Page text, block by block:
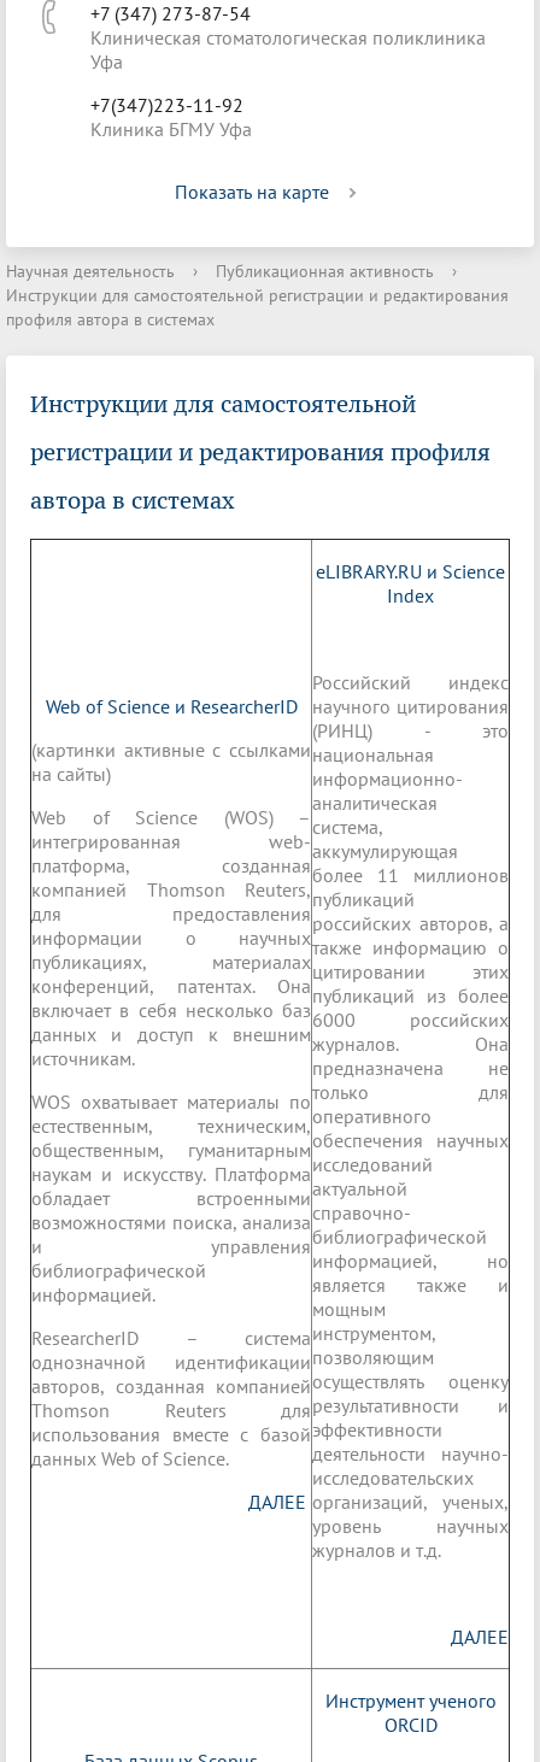
+7 (347) 273-87-54
Клиническая стоматологическая поликлиника
Уфа
+7(347)223-11-92
Клиника БГМУ Уфа
Показать на карте
Научная деятельность › Публикационная активность
›
Инструкции для самостоятельной регистрации и редактирования
профиля автора в системах
Инструкции для самостоятельной
регистрации и редактирования профиля
автора в системах
Web of Science и ResearcherID
(картинки активные с ссылками
на сайты)
Web of Science (WOS) –
интегрированная web-
платформа, созданная
компанией Thomson Reuters,
для предоставления
информации о научных
публикациях, материалах
конференций, патентах. Она
включает в себя несколько баз
данных и доступ к внешним
источникам.
WOS охватывает материалы по
естественным, техническим,
общественным, гуманитарным
наукам и искусству. Платформа
обладает встроенными
возможностями поиска, анализа
и управления
библиографической
информацией.
ResearcherID – система
однозначной идентификации
авторов, созданная компанией
Thomson Reuters для
использования вместе с базой
данных Web of Science.
ДАЛЕЕ
eLIBRARY.RU и Science
Index
Российский индекс
научного цитирования
(РИНЦ) - это
национальная
информационно-
аналитическая
система,
аккумулирующая
более 11 миллионов
публикаций
российских авторов, а
также информацию о
цитировании этих
публикаций из более
6000 российских
журналов. Она
предназначена не
только для
оперативного
обеспечения научных
исследований
актуальной
справочно-
библиографической
информацией, но
является также и
мощным
инструментом,
позволяющим
осуществлять оценку
результативности и
эффективности
деятельности научно-
исследовательских
организаций, ученых,
уровень научных
журналов и т.д.
ДАЛЕЕ
Инструмент ученого
ORCID